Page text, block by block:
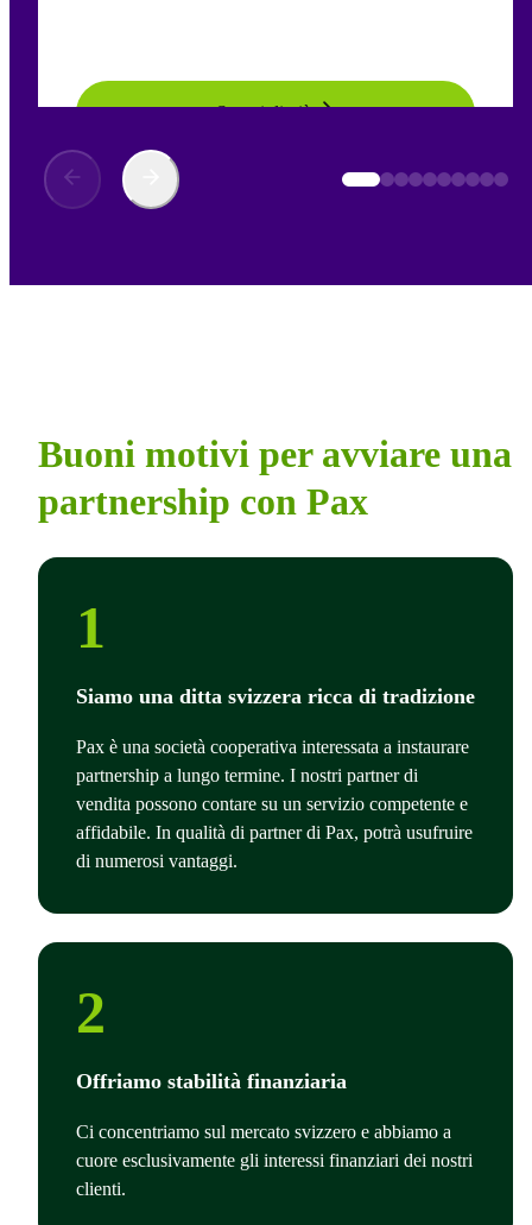
Scopri di più
Buoni motivi per avviare una
partnership con Pax
1
Siamo una ditta svizzera ricca di tradizione
Pax è una società cooperativa interessata a instaurare
partnership a lungo termine. I nostri partner di
vendita possono contare su un servizio competente e
affidabile. In qualità di partner di Pax, potrà usufruire
di numerosi vantaggi.
2
Offriamo stabilità finanziaria
Ci concentriamo sul mercato svizzero e abbiamo a
cuore esclusivamente gli interessi finanziari dei nostri
clienti.